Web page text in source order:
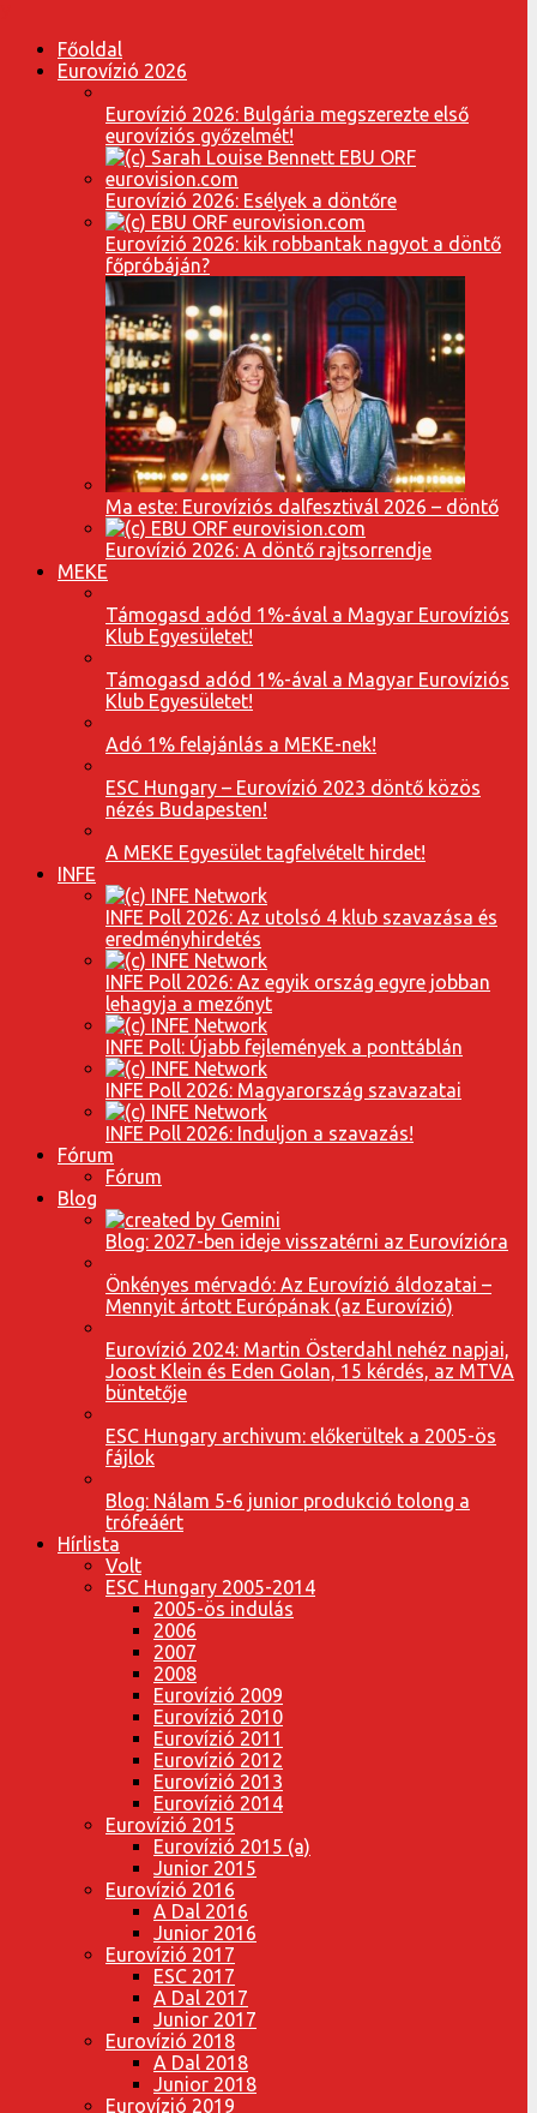
Főoldal
Eurovízió 2026
Eurovízió 2026: Bulgária megszerezte első
eurovíziós győzelmét!
Eurovízió 2026: Esélyek a döntőre
Eurovízió 2026: kik robbantak nagyot a döntő
főpróbáján?
Ma este: Eurovíziós dalfesztivál 2026 – döntő
Eurovízió 2026: A döntő rajtsorrendje
MEKE
Támogasd adód 1%-ával a Magyar Eurovíziós
Klub Egyesületet!
Támogasd adód 1%-ával a Magyar Eurovíziós
Klub Egyesületet!
Adó 1% felajánlás a MEKE-nek!
ESC Hungary – Eurovízió 2023 döntő közös
nézés Budapesten!
A MEKE Egyesület tagfelvételt hirdet!
INFE
INFE Poll 2026: Az utolsó 4 klub szavazása és
eredményhirdetés
INFE Poll 2026: Az egyik ország egyre jobban
lehagyja a mezőnyt
INFE Poll: Újabb fejlemények a ponttáblán
INFE Poll 2026: Magyarország szavazatai
INFE Poll 2026: Induljon a szavazás!
Fórum
Fórum
Blog
Blog: 2027-ben ideje visszatérni az Eurovízióra
Önkényes mérvadó: Az Eurovízió áldozatai –
Mennyit ártott Európának (az Eurovízió)
Eurovízió 2024: Martin Österdahl nehéz napjai,
Joost Klein és Eden Golan, 15 kérdés, az MTVA
büntetője
ESC Hungary archivum: előkerültek a 2005-ös
fájlok
Blog: Nálam 5-6 junior produkció tolong a
trófeáért
Hírlista
Volt
ESC Hungary 2005-2014
2005-ös indulás
2006
2007
2008
Eurovízió 2009
Eurovízió 2010
Eurovízió 2011
Eurovízió 2012
Eurovízió 2013
Eurovízió 2014
Eurovízió 2015
Eurovízió 2015 (a)
Junior 2015
Eurovízió 2016
A Dal 2016
Junior 2016
Eurovízió 2017
ESC 2017
A Dal 2017
Junior 2017
Eurovízió 2018
A Dal 2018
Junior 2018
Eurovízió 2019